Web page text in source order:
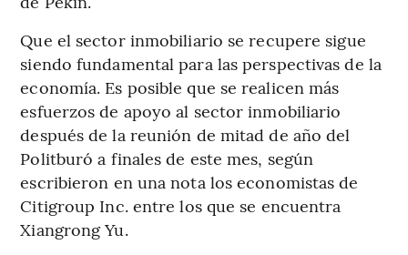
Que el sector inmobiliario se recupere sigue
siendo fundamental para las perspectivas de la
economía. Es posible que se realicen más
esfuerzos de apoyo al sector inmobiliario
después de la reunión de mitad de año del
Politburó a finales de este mes, según
escribieron en una nota los economistas de
Citigroup Inc. entre los que se encuentra
Xiangrong Yu.